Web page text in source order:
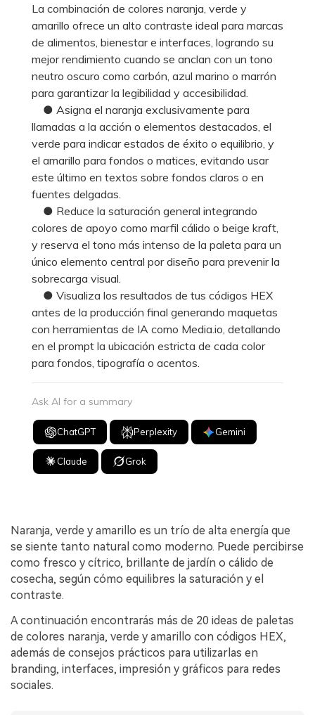
La combinación de colores naranja, verde y
amarillo ofrece un alto contraste ideal para marcas
de alimentos, bienestar e interfaces, logrando su
mejor rendimiento cuando se anclan con un tono
neutro oscuro como carbón, azul marino o marrón
para garantizar la legibilidad y accesibilidad.
● Asigna el naranja exclusivamente para
llamadas a la acción o elementos destacados, el
verde para indicar estados de éxito o equilibrio, y
el amarillo para fondos o matices, evitando usar
este último en textos sobre fondos claros o en
fuentes delgadas.
● Reduce la saturación general integrando
colores de apoyo como marfil cálido o beige kraft,
y reserva el tono más intenso de la paleta para un
único elemento central por diseño para prevenir la
sobrecarga visual.
● Visualiza los resultados de tus códigos HEX
antes de la producción final generando maquetas
con herramientas de IA como Media.io, detallando
en el prompt la ubicación estricta de cada color
para fondos, tipografía o acentos.
Ask AI for a summary
ChatGPT Perplexity Gemini
Claude Grok
Naranja, verde y amarillo es un trío de alta energía que
se siente tanto natural como moderno. Puede percibirse
como fresco y cítrico, brillante de jardín o cálido de
cosecha, según cómo equilibres la saturación y el
contraste.
A continuación encontrarás más de 20 ideas de paletas
de colores naranja, verde y amarillo con códigos HEX,
además de consejos prácticos para utilizarlas en
branding, interfaces, impresión y gráficos para redes
sociales.